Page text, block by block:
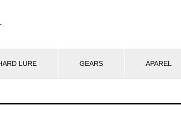
LURE GEARS APAREL